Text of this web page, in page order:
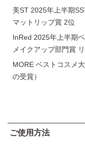
美ST 2025年上半期
マットリップ賞 2位
InRed 2025年上半期
メイクアップ部門賞
MORE ベストコスメ
の受賞）
ご使用方法